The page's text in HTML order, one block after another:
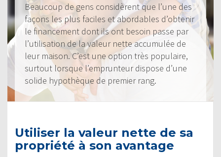
Beaucoup de gens considèrent que l’une des
façons les plus faciles et abordables d’obtenir
le financement dont ils ont besoin passe par
l’utilisation de la valeur nette accumulée de
leur maison. C’est une option très populaire,
surtout lorsque l’emprunteur dispose d’une
solide hypothèque de premier rang.
Utiliser la valeur nette de sa
propriété à son avantage